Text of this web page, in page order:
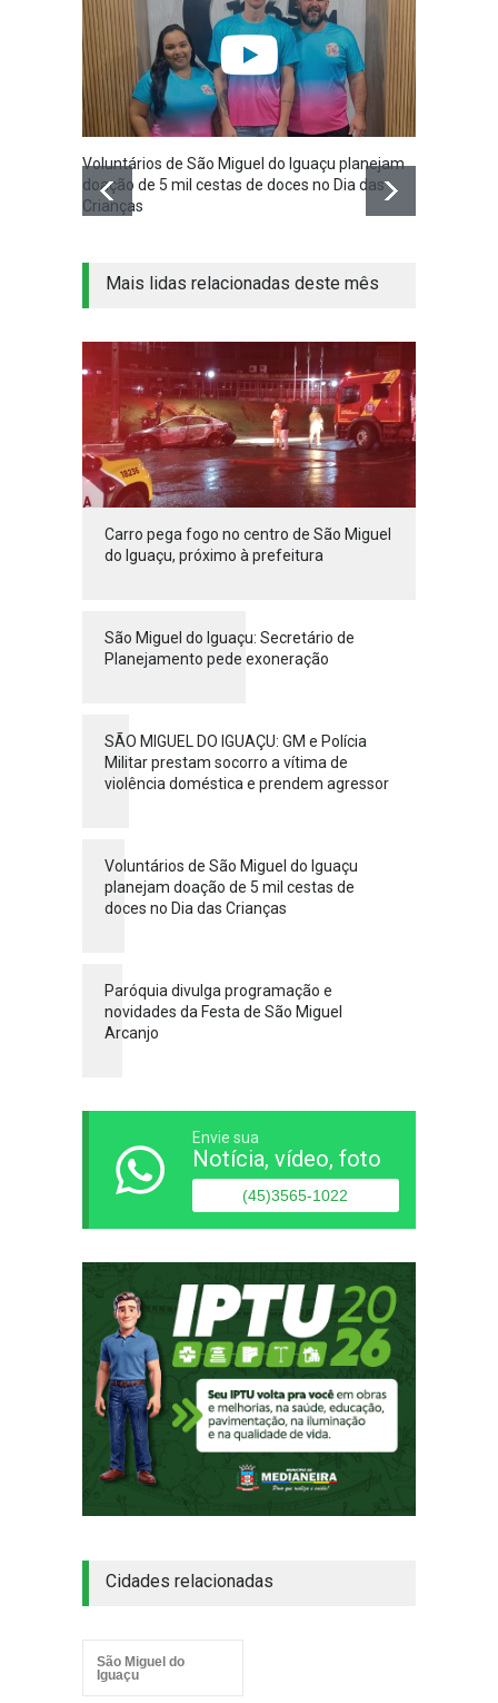
Voluntários de São Miguel do Iguaçu planejam
doação de 5 mil cestas de doces no Dia das
Crianças
Mais lidas relacionadas deste mês
Carro pega fogo no centro de São Miguel
do Iguaçu, próximo à prefeitura
São Miguel do Iguaçu: Secretário de
Planejamento pede exoneração
SÃO MIGUEL DO IGUAÇU: GM e Polícia
Militar prestam socorro a vítima de
violência doméstica e prendem agressor
Voluntários de São Miguel do Iguaçu
planejam doação de 5 mil cestas de
doces no Dia das Crianças
Paróquia divulga programação e
novidades da Festa de São Miguel
Arcanjo
Envie sua
Notícia, vídeo, foto
(45)3565-1022
Cidades relacionadas
São Miguel do
Iguaçu